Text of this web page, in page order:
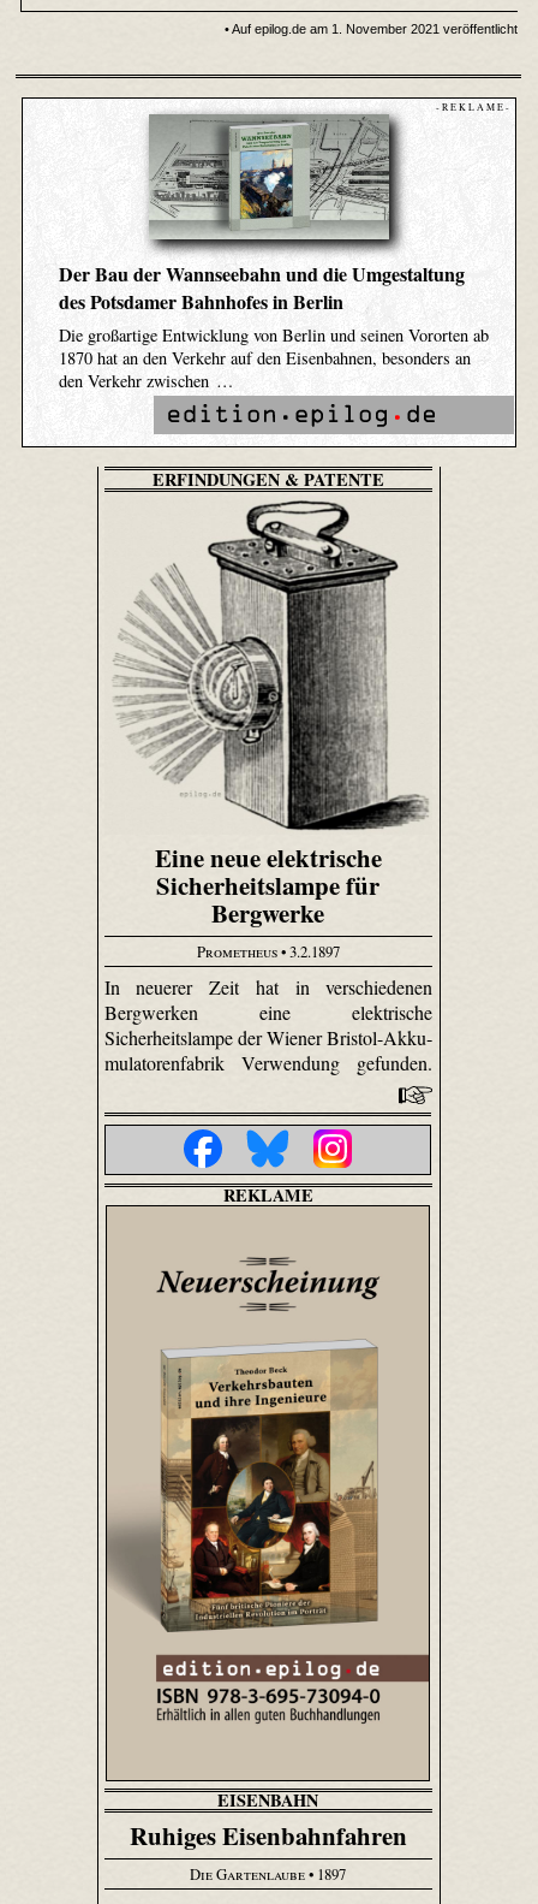
• Auf epilog.de am 1. November 2021 veröffentlicht
- R E K L A M E -
Der Bau der Wannseebahn und die Umgestaltung
des Potsdamer Bahnhofes in Berlin
Die großartige Entwicklung von Berlin und seinen Vororten ab
1870 hat an den Verkehr auf den Eisenbahnen, besonders an
den Verkehr zwischen …
ERFINDUNGEN & PATENTE
Eine neue elektrische
Sicherheitslampe für
Bergwerke
Prometheus• 3.2.1897
In neuerer Zeit hat in verschiedenen
Bergwerken eine elektrische
Sicherheitslampe der Wiener Bristol-Akku­
mulatoren­fabrik Verwendung gefunden.
REKLAME
EISENBAHN
Ruhiges Eisenbahnfahren
Die Gartenlaube• 1897